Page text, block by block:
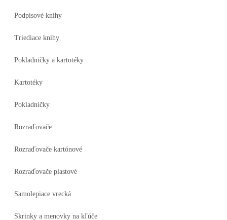
Podpisové knihy
Triediace knihy
Pokladničky a kartotéky
Kartotéky
Pokladničky
Rozraďovače
Rozraďovače kartónové
Rozraďovače plastové
Samolepiace vrecká
Skrinky a menovky na kľúče